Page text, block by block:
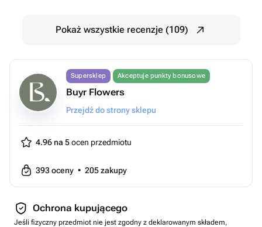
Pokaż wszystkie recenzje (109)
Supersklep Akceptuje punkty bonusowe
Buyr Flowers
Przejdź do strony sklepu
4.96 na 5ocen przedmiotu
393oceny • 205zakupy
Ochrona kupującego
Jeśli fizyczny przedmiot nie jest zgodny z deklarowanym składem,